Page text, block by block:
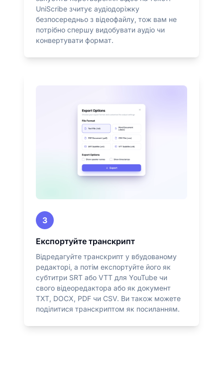
UniScribe зчитує аудіодоріжку
безпосередньо з відеофайлу, тож вам не
потрібно спершу видобувати аудіо чи
конвертувати формат.
3
Експортуйте транскрипт
Відредагуйте транскрипт у вбудованому
редакторі, а потім експортуйте його як
субтитри SRT або VTT для YouTube чи
свого відеоредактора або як документ
TXT, DOCX, PDF чи CSV. Ви також можете
поділитися транскриптом як посиланням.